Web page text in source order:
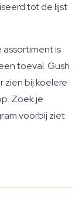
tot de lijst
is
toeval. Gush
zien bij koelere
Zoek je
voorbij ziet